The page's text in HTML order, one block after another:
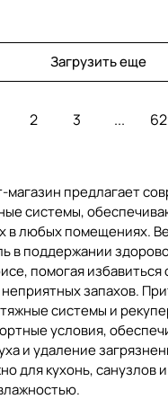
Загрузить еще
2 3 ...
магазин предлагает
системы,
в любых помещениях.
в поддержании
помогая избавиться
запахов.
системы и
условия,
и удаление
для кухонь, санузлов